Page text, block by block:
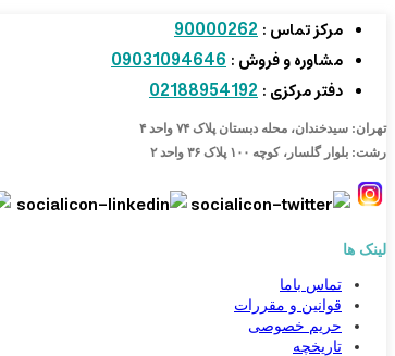
مرکز تماس : 90000262
مشاوره و فروش : 09031094646
دفتر مرکزی : 02188954192
تهران: سیدخندان، محله دبستان پلاک ۷۴ واحد ۴
رشت: بلوار گلسار، کوچه ۱۰۰ پلاک ۳۶ واحد ۲
لینک ها
تماس باما
قوانین و مقررات
حریم خصوصی
تاریخچه